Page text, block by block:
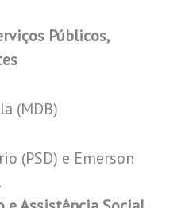
Públicos,
(MDB)
(PSD) e Emerson